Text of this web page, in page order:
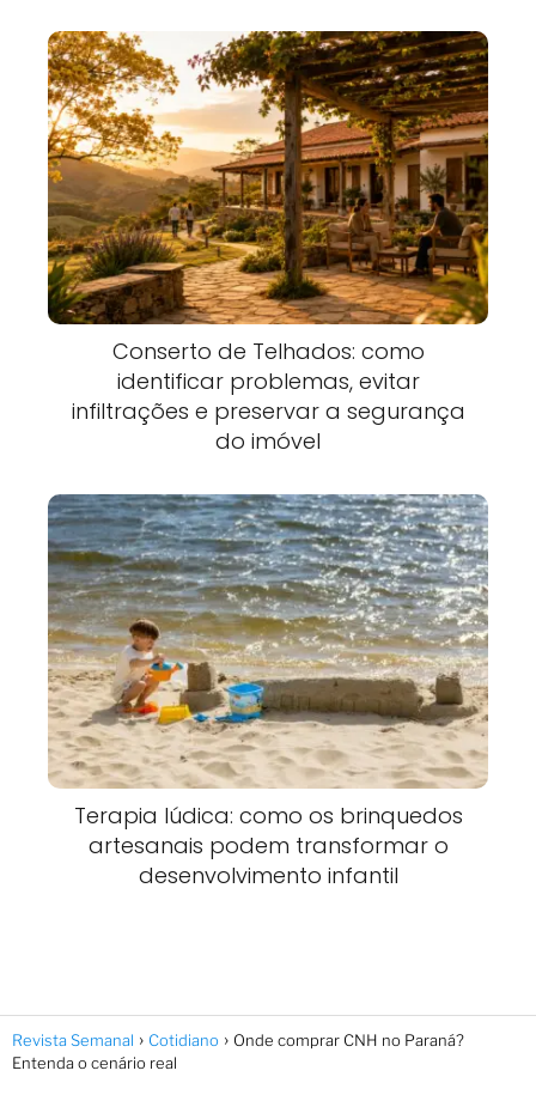
Conserto de Telhados: como
identificar problemas, evitar
infiltrações e preservar a segurança
do imóvel
Terapia lúdica: como os brinquedos
artesanais podem transformar o
desenvolvimento infantil
Revista Semanal Cotidiano
Onde comprar CNH no Paraná?
Entenda o cenário real